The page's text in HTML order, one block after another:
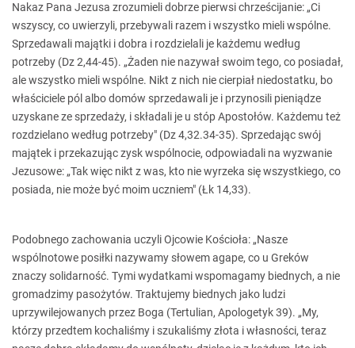
Nakaz Pana Jezusa zrozumieli dobrze pierwsi chrześcijanie: „Ci
wszyscy, co uwierzyli, przebywali razem i wszystko mieli wspólne.
Sprzedawali majątki i dobra i rozdzielali je każdemu według
potrzeby (Dz 2,44-45). „Żaden nie nazywał swoim tego, co posiadał,
ale wszystko mieli wspólne. Nikt z nich nie cierpiał niedostatku, bo
właściciele pól albo domów sprzedawali je i przynosili pieniądze
uzyskane ze sprzedaży, i składali je u stóp Apostołów. Każdemu też
rozdzielano według potrzeby" (Dz 4,32.34-35). Sprzedając swój
majątek i przekazując zysk wspólnocie, odpowiadali na wyzwanie
Jezusowe: „Tak więc nikt z was, kto nie wyrzeka się wszystkiego, co
posiada, nie może być moim uczniem" (Łk 14,33).
Podobnego zachowania uczyli Ojcowie Kościoła: „Nasze
wspólnotowe posiłki nazywamy słowem agape, co u Greków
znaczy solidarność. Tymi wydatkami wspomagamy biednych, a nie
gromadzimy pasożytów. Traktujemy biednych jako ludzi
uprzywilejowanych przez Boga (Tertulian, Apologetyk 39). „My,
którzy przedtem kochaliśmy i szukaliśmy złota i własności, teraz